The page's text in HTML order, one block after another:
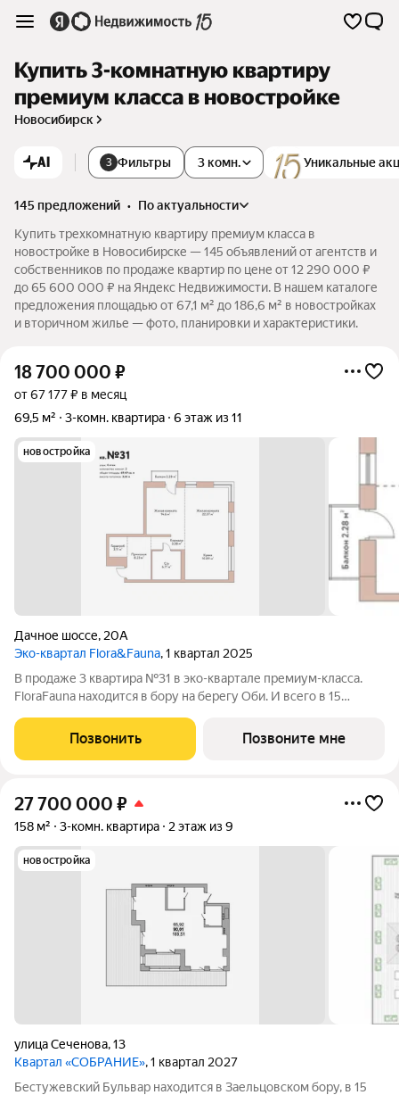
Купить 3-комнатную квартиру
премиум класса в новостройке
Новосибирск
AI 3 Фильтры Уникальные
3 комн.
145 предложений •
по актуальности
Купить трехкомнатную квартиру премиум класса в
новостройке в Новосибирске — 145 объявлений от агентств и
собственников по продаже квартир по цене от 12 290 000 ₽
до 65 600 000 ₽ на Яндекс Недвижимости. В нашем каталоге
предложения площадью от 67,1 м² до 186,6 м² в новостройках
и вторичном жилье — фото, планировки и характеристики.
18 700 000 ₽
от 67 177 ₽ в месяц
69,5 м²
3-комн. квартира 6 этаж из 11
новостройка
Дачное шоссе, 20А
Эко-квартал Flora&Fauna, 1 квартал 2025
В продаже 3 квартира №31 в эко-квартале премиум-класса.
FloraFauna находится в бору на берегу Оби. И всего в 15
беговые дорожки 2,5 км, набережная, собственный выход к
пляжу с причалом. Вся
Позвонить Позвоните мне
27 700 000 ₽
158 м² 3-комн. квартира 2 этаж из 9
новостройка
улица Сеченова,13
Квартал «СОБРАНИЕ», 1 квартал 2027
Бестужевский Бульвар находится в Заельцовском бору, в 15